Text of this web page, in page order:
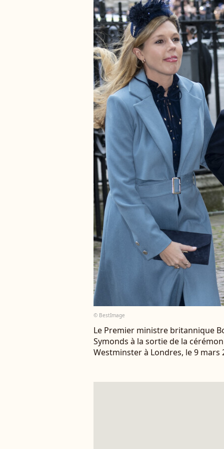
© BestImage
Le Premier ministre britannique
Symonds à la sortie de la
Westminster à Londres, le 9 mars